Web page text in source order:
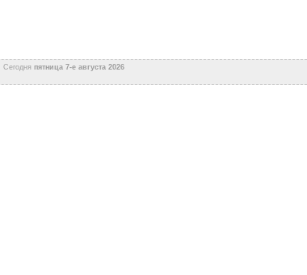
Сегодня пятница 7-е августа 2026